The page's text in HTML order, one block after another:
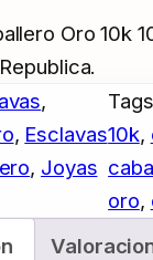
Oro 10k
, Esclavas
, Joyas
10k,
oro,